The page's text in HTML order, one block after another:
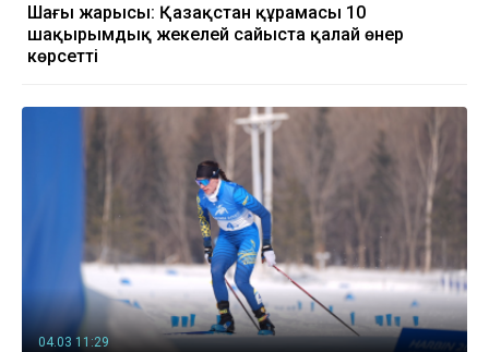
Шаңғы жарысы: Қазақстан құрамасы 10
шақырымдық жекелей сайыста қалай өнер
көрсетті
04.03 11:29